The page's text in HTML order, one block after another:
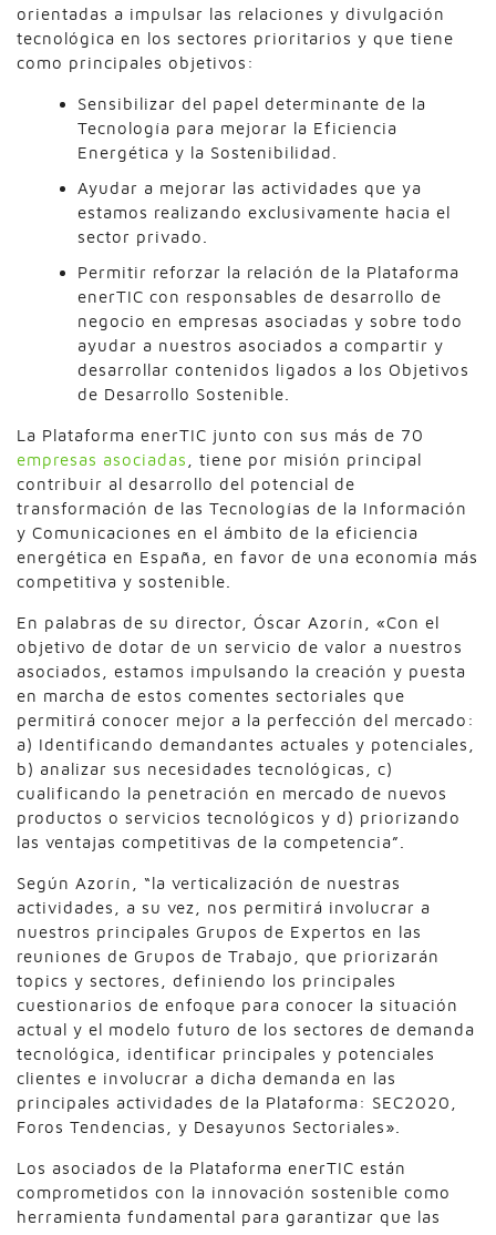
orientadas a impulsar las relaciones y divulgación
tecnológica en los sectores prioritarios y que tiene
como principales objetivos:
Sensibilizar del papel determinante de la
Tecnología para mejorar la Eficiencia
Energética y la Sostenibilidad.
Ayudar a mejorar las actividades que ya
estamos realizando exclusivamente hacia el
sector privado.
Permitir reforzar la relación de la Plataforma
enerTIC con responsables de desarrollo de
negocio en empresas asociadas y sobre todo
ayudar a nuestros asociados a compartir y
desarrollar contenidos ligados a los Objetivos
de Desarrollo Sostenible.
La Plataforma enerTIC junto con sus más de 70
empresas asociadas
, tiene por misión principal
contribuir al desarrollo del potencial de
transformación de las Tecnologías de la Información
y Comunicaciones en el ámbito de la eficiencia
energética en España, en favor de una economía más
competitiva y sostenible.
En palabras de su director, Óscar Azorín, «Con el
objetivo de dotar de un servicio de valor a nuestros
asociados, estamos impulsando la creación y puesta
en marcha de estos comentes sectoriales que
permitirá conocer mejor a la perfección del mercado:
a) Identificando demandantes actuales y potenciales,
b) analizar sus necesidades tecnológicas, c)
cualificando la penetración en mercado de nuevos
productos o servicios tecnológicos y d) priorizando
las ventajas competitivas de la competencia”.
Según Azorín, “la verticalización de nuestras
actividades, a su vez, nos permitirá involucrar a
nuestros principales Grupos de Expertos en las
reuniones de Grupos de Trabajo, que priorizarán
topics y sectores, definiendo los principales
cuestionarios de enfoque para conocer la situación
actual y el modelo futuro de los sectores de demanda
tecnológica, identificar principales y potenciales
clientes e involucrar a dicha demanda en las
principales actividades de la Plataforma: SEC2020,
Foros Tendencias, y Desayunos Sectoriales».
Los asociados de la Plataforma enerTIC están
comprometidos con la innovación sostenible como
herramienta fundamental para garantizar que las